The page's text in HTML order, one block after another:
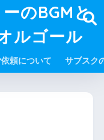
のBGMと
ルゴール
依頼について サブスク